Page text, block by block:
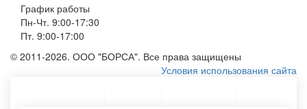
График работы
Пн-Чт. 9:00-17:30
Пт. 9:00-17:00
© 2011-2026. ООО "БОРСА". Все права защищены
Условия использования сайта